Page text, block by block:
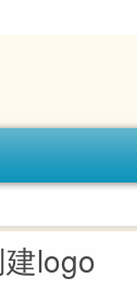
logo